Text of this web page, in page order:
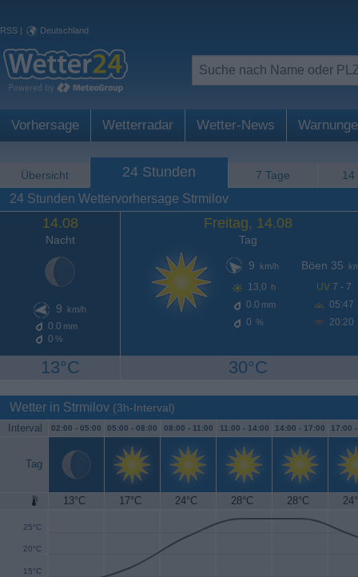
RSS | Deutschland
Vorhersage Wetterradar Wetter-News
Übersicht 24 Stunden 7 Tage 14
24 Stunden Wettervorhersage Strmilov
14.08
Nacht
9 km/h
0.0 mm
0 %
13°C
Freitag, 14.08
Tag
9
km/h
13,0 h
0.0 mm
0 %
Böen 35
UV 7 - 7
05:47
20:20
30°C
Wetter in Strmilov (3h-Interval)
Interval 02:00 - 05:00 05:00 - 08:00 08:00 - 11:00 11:00 - 14:00 14:00 - 17:00 17:00
Tag
13°C 17°C 24°C 28°C 28°C
15°C
20°C
25°C
30°C